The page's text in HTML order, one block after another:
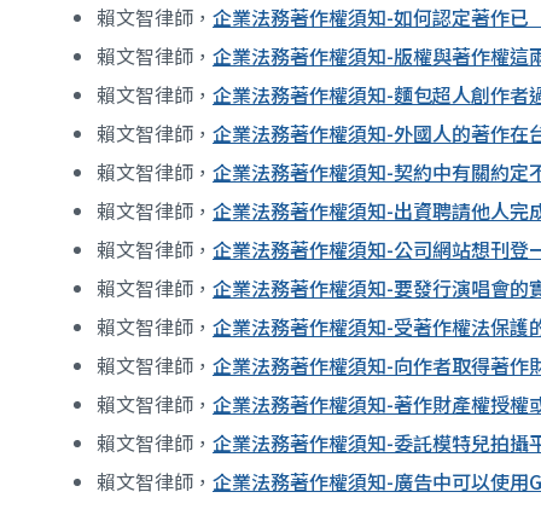
賴文智律師， 企業法務著作權須知-如何認定著作已
賴文智律師， 企業法務著作權須知-版權與著作權
賴文智律師， 企業法務著作權須知-麵包超人創作者
賴文智律師， 企業法務著作權須知-外國人的著作在
賴文智律師， 企業法務著作權須知-契約中有關約定
賴文智律師， 企業法務著作權須知-出資聘請他人完
賴文智律師， 企業法務著作權須知-公司網站想刊登
賴文智律師， 企業法務著作權須知-要發行演唱會的
賴文智律師， 企業法務著作權須知-受著作權法保護
賴文智律師， 企業法務著作權須知-向作者取得著作
賴文智律師， 企業法務著作權須知-著作財產權授權
賴文智律師， 企業法務著作權須知-委託模特兒拍攝
賴文智律師， 企業法務著作權須知-廣告中可以使